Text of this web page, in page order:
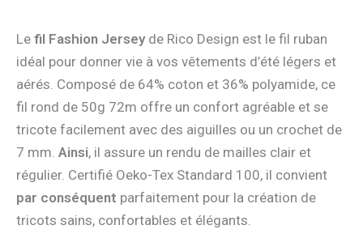
Le fil Fashion Jerseyde Rico Design est le fil ruban
idéal pour donner vie à vos vêtements d’été légers et
aérés. Composé de 64% coton et 36% polyamide, ce
fil rond de 50g 72m offre un confort agréable et se
tricote facilement avec des aiguilles ou un crochet de
7 mm. Ainsi, il assure un rendu de mailles clair et
régulier. Certifié Oeko-Tex Standard 100, il convient
par conséquent parfaitement pour la création de
tricots sains, confortables et élégants.